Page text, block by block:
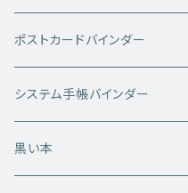
ポストカードバインダー
システム手帳バインダー
ミニ6サイズ
黒い本